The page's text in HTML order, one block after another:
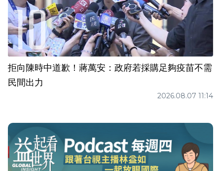
拒向陳時中道歉！蔣萬安：政府若採購足夠疫苗不需
民間出力
2026.08.07 11:14